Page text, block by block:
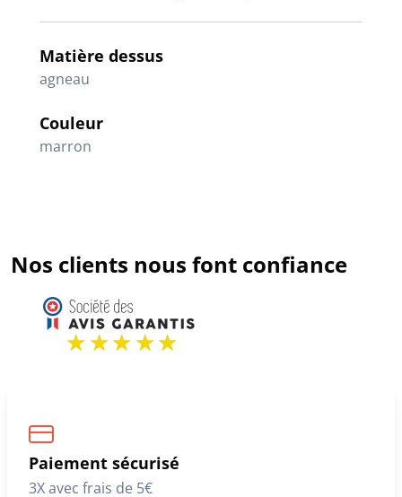
Matière dessus
agneau
Couleur
marron
Nos clients nous font confiance
Paiement sécurisé
3X avec frais de 5€